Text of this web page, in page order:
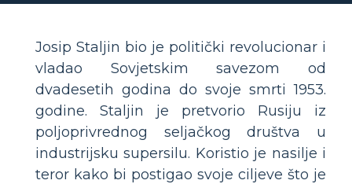
Josip Staljin bio je politički revolucionar i
vladao Sovjetskim savezom od
dvadesetih godina do svoje smrti 1953.
godine. Staljin je pretvorio Rusiju iz
poljoprivrednog seljačkog društva u
industrijsku supersilu. Koristio je nasilje i
teror kako bi postigao svoje ciljeve što je